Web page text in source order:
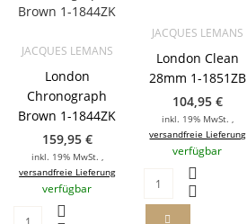
JACQUES LEMANS
London
Chronograph
Brown 1-1844ZK
159,95 €
inkl. 19% MwSt. ,
versandfreie Lieferung
verfügbar
JACQUES LEMANS
London Clean
28mm 1-1851ZB
104,95 €
inkl. 19% MwSt. ,
versandfreie Lieferung
verfügbar